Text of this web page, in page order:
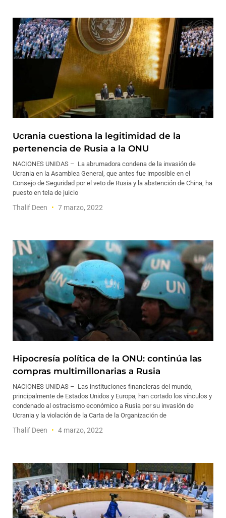
Ucrania cuestiona la legitimidad de la
pertenencia de Rusia a la ONU
NACIONES UNIDAS – La abrumadora condena de la invasión de
Ucrania en la Asamblea General, que antes fue imposible en el
Consejo de Seguridad por el veto de Rusia y la abstención de China, ha
puesto en tela de juicio
Thalif Deen 7 marzo, 2022
Hipocresía política de la ONU: continúa las
compras multimillonarias a Rusia
NACIONES UNIDAS – Las instituciones financieras del mundo,
principalmente de Estados Unidos y Europa, han cortado los vínculos y
condenado al ostracismo económico a Rusia por su invasión de
Ucrania y la violación de la Carta de la Organización de
Thalif Deen 4 marzo, 2022